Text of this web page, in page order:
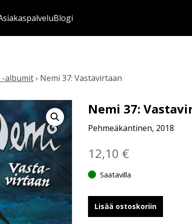
Blogi
-albumit› Nemi 37: Vastavirtaan
Nemi 37:
Pehmeäkantinen, 2018
12,10 €
Saatavilla
Lisää ostoskoriin